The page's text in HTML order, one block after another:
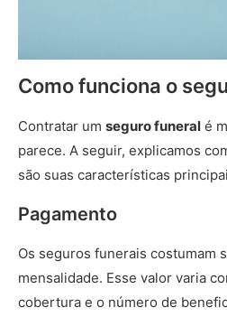
Como funciona o
Contratar um seguro funeral é
parece. A seguir, explicamos
são suas características
Pagamento
Os seguros funerais costumam
mensalidade. Esse valor varia
cobertura e o número de